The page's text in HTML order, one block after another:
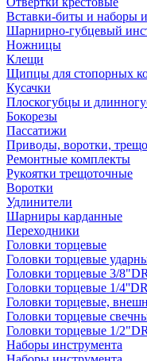
Вставки-биты и наборы
Шарнирно-губцевый
Ножницы
Клещи
Щипцы для стопорных
Кусачки
Плоскогубцы и
Бокорезы
Пассатижи
Приводы, воротки,
Ремонтные комплекты
Рукоятки трещоточные
Воротки
Удлинители
Шарниры карданные
Переходники
Головки торцевые
Головки торцевые
Головки торцевые 3/8"DR
Головки торцевые 1/4''DR
Головки торцевые,
Головки торцевые
Головки торцевые 1/2"DR
Наборы инструмента